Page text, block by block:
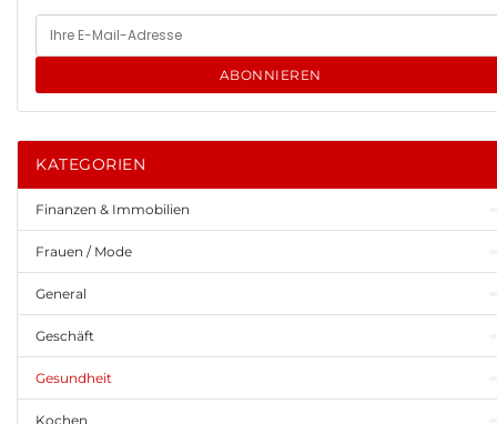
ABONNIEREN
KATEGORIEN
Finanzen & Immobilien
Frauen / Mode
General
Geschäft
Gesundheit
Kochen